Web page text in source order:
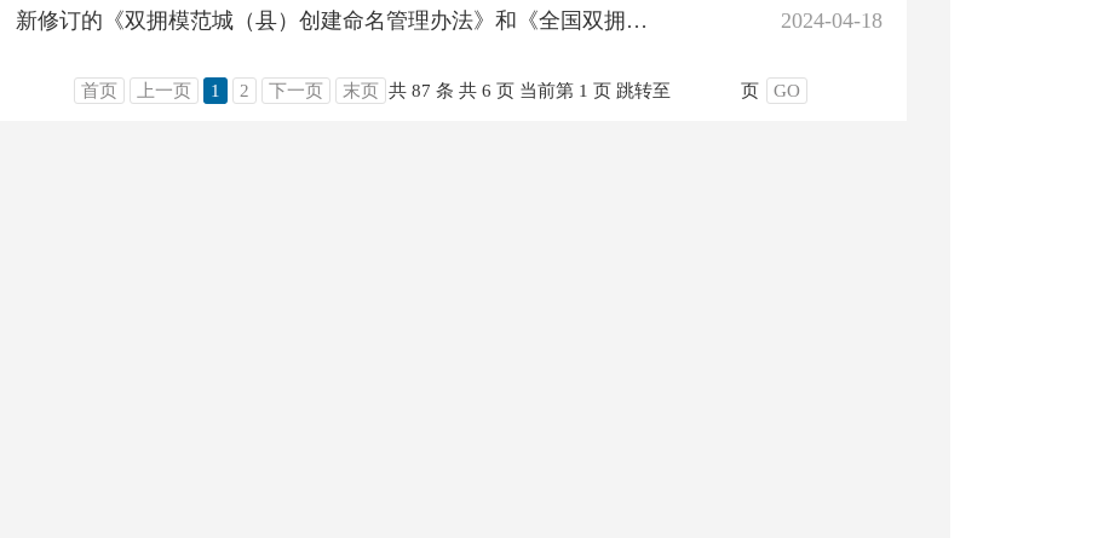
2024-04-18
新修订的《双拥模范城（县）创建命名管理办法》和《全国双拥模范城（县）考评标准》解读
首页 上一页 1 2 下一页 末页 共 87 条 共 6 页 当前第 1 页 跳转至 页 GO